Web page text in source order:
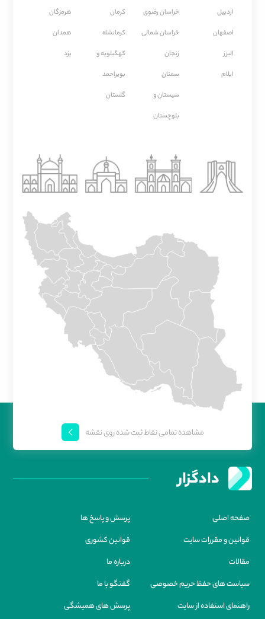
اردبیل
اصفهان
البرز
ایلام
خراسان رضوی
خراسان شمالی
زنجان
سمنان
سیستان و
بلوچستان
كرمان
كرمانشاه
کهگیلویه و
بویراحمد
گلستان
هرمزگان
همدان
یزد
مشاهده تمامی نقاط ثبت شده روی نقشه
دادگزار
صفحه اصلی
پرسش و پاسخ ها
قوانین و مقررات سایت
قوانین کشوری
مقالات
درباره ما
سیاست های حفظ حریم خصوصی
گفتگو با ما
راهنمای استفاده از سایت
پرسش های همیشگی